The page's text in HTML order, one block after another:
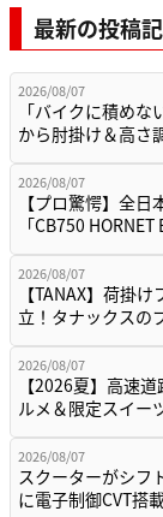
最新の投稿
2026/08/07
「バイクに積め
から肘掛け＆高さ
2026/08/07
【プロ驚愕】全
「CB750
2026/08/07
【TANAX】荷掛
立！タナックスの
2026/08/07
【2026夏】高速
ルメ＆限定スイ
2026/08/07
スクーターがシフ
に電子制御CVT搭